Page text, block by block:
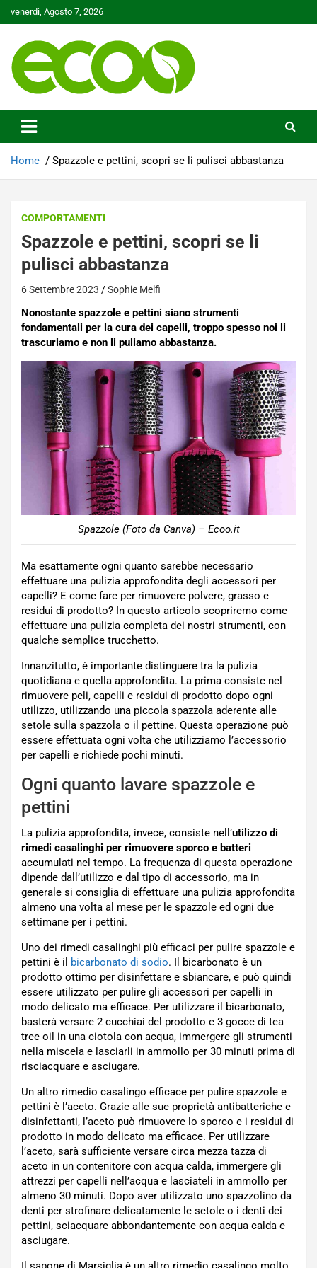
to
venerdì, Agosto 7, 2026
Ecoo.it
Home Spazzole e pettini, scopri se li pulisci abbastanza
COMPORTAMENTI
Spazzole e pettini, scopri se li
pulisci abbastanza
6 Settembre 2023 Sophie Melfi
Nonostante spazzole e pettini siano strumenti
fondamentali per la cura dei capelli, troppo spesso noi li
trascuriamo e non li puliamo abbastanza.
Spazzole (Foto da Canva) – Ecoo.it
Ma esattamente ogni quanto sarebbe necessario
effettuare una pulizia approfondita degli accessori per
capelli? E come fare per rimuovere polvere, grasso e
residui di prodotto? In questo articolo scopriremo come
effettuare una pulizia completa dei nostri strumenti, con
qualche semplice trucchetto.
Innanzitutto, è importante distinguere tra la pulizia
quotidiana e quella approfondita. La prima consiste nel
rimuovere peli, capelli e residui di prodotto dopo ogni
utilizzo, utilizzando una piccola spazzola aderente alle
setole sulla spazzola o il pettine. Questa operazione può
essere effettuata ogni volta che utilizziamo l’accessorio
per capelli e richiede pochi minuti.
Ogni quanto lavare spazzole e
pettini
La pulizia approfondita, invece, consiste nell’utilizzo di
rimedi casalinghi per rimuovere sporco e batteri
accumulati nel tempo. La frequenza di questa operazione
dipende dall’utilizzo e dal tipo di accessorio, ma in
generale si consiglia di effettuare una pulizia approfondita
almeno una volta al mese per le spazzole ed ogni due
settimane per i pettini.
Uno dei rimedi casalinghi più efficaci per pulire spazzole e
pettini è il
bicarbonato di sodio. Il bicarbonato è un
prodotto ottimo per disinfettare e sbiancare, e può quindi
essere utilizzato per pulire gli accessori per capelli in
modo delicato ma efficace. Per utilizzare il bicarbonato,
basterà versare 2 cucchiai del prodotto e 3 gocce di tea
tree oil in una ciotola con acqua, immergere gli strumenti
nella miscela e lasciarli in ammollo per 30 minuti prima di
risciacquare e asciugare.
Un altro rimedio casalingo efficace per pulire spazzole e
pettini è l’aceto. Grazie alle sue proprietà antibatteriche e
disinfettanti, l’aceto può rimuovere lo sporco e i residui di
prodotto in modo delicato ma efficace. Per utilizzare
l’aceto, sarà sufficiente versare circa mezza tazza di
aceto in un contenitore con acqua calda, immergere gli
attrezzi per capelli nell’acqua e lasciateli in ammollo per
almeno 30 minuti. Dopo aver utilizzato uno spazzolino da
denti per strofinare delicatamente le setole o i denti dei
pettini, sciacquare abbondantemente con acqua calda e
asciugare.